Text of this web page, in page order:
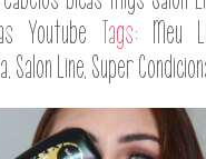
Youtube Tags: Meu
, Salon Line, Super